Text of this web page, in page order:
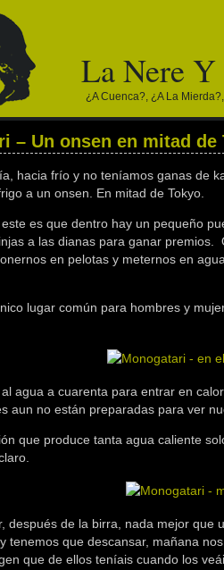
La Nere
¿a Cuenca?, ¿a La
– Un onsen en mitad de
hacia frío y no teníamos ganas de
a un onsen. En mitad de Tokyo.
es que dentro hay un pequeño
a las dianas para ganar premios.
en pelotas y meternos en
lugar común para hombres y
agua a cuarenta para entrar en
aun no están preparadas para ver
que produce tanta agua caliente
después de la birra, nada mejor que
tenemos que descansar, mañana
que de ellos teníais cuando los